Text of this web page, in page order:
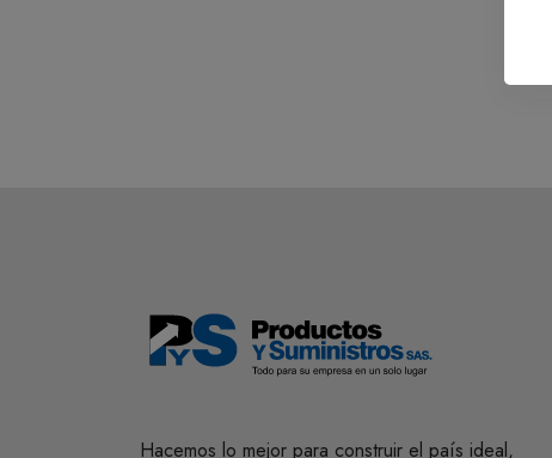
Hacemos lo mejor para construir el país ideal,